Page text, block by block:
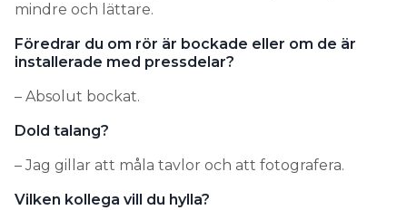
mindre och lättare.
Föredrar du om rör är bockade eller om de är
installerade med pressdelar?
– Absolut bockat.
Dold talang?
– Jag gillar att måla tavlor och att fotografera.
Vilken kollega vill du hylla?